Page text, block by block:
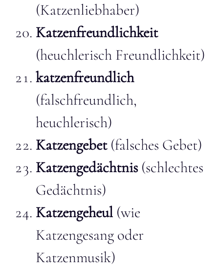
(Katzenliebhaber)
Katzenfreundlichkeit
(heuchlerisch Freundlichkeit)
katzenfreundlich
(falschfreundlich,
heuchlerisch)
Katzengebet(falsches Gebet)
Katzengedächtnis(schlechtes
Gedächtnis)
Katzengeheul (wie
Katzengesang oder
Katzenmusik)